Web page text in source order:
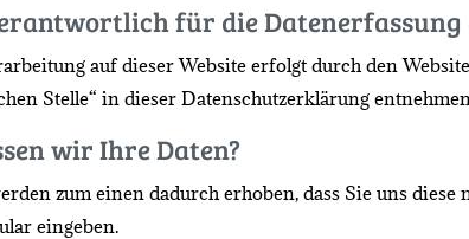
für die Datenerfassung
auf dieser Website erfolgt durch den
Stelle“ in dieser Datenschutzerklärung
wir Ihre Daten?
zum einen dadurch erhoben, dass Sie uns
eingeben.